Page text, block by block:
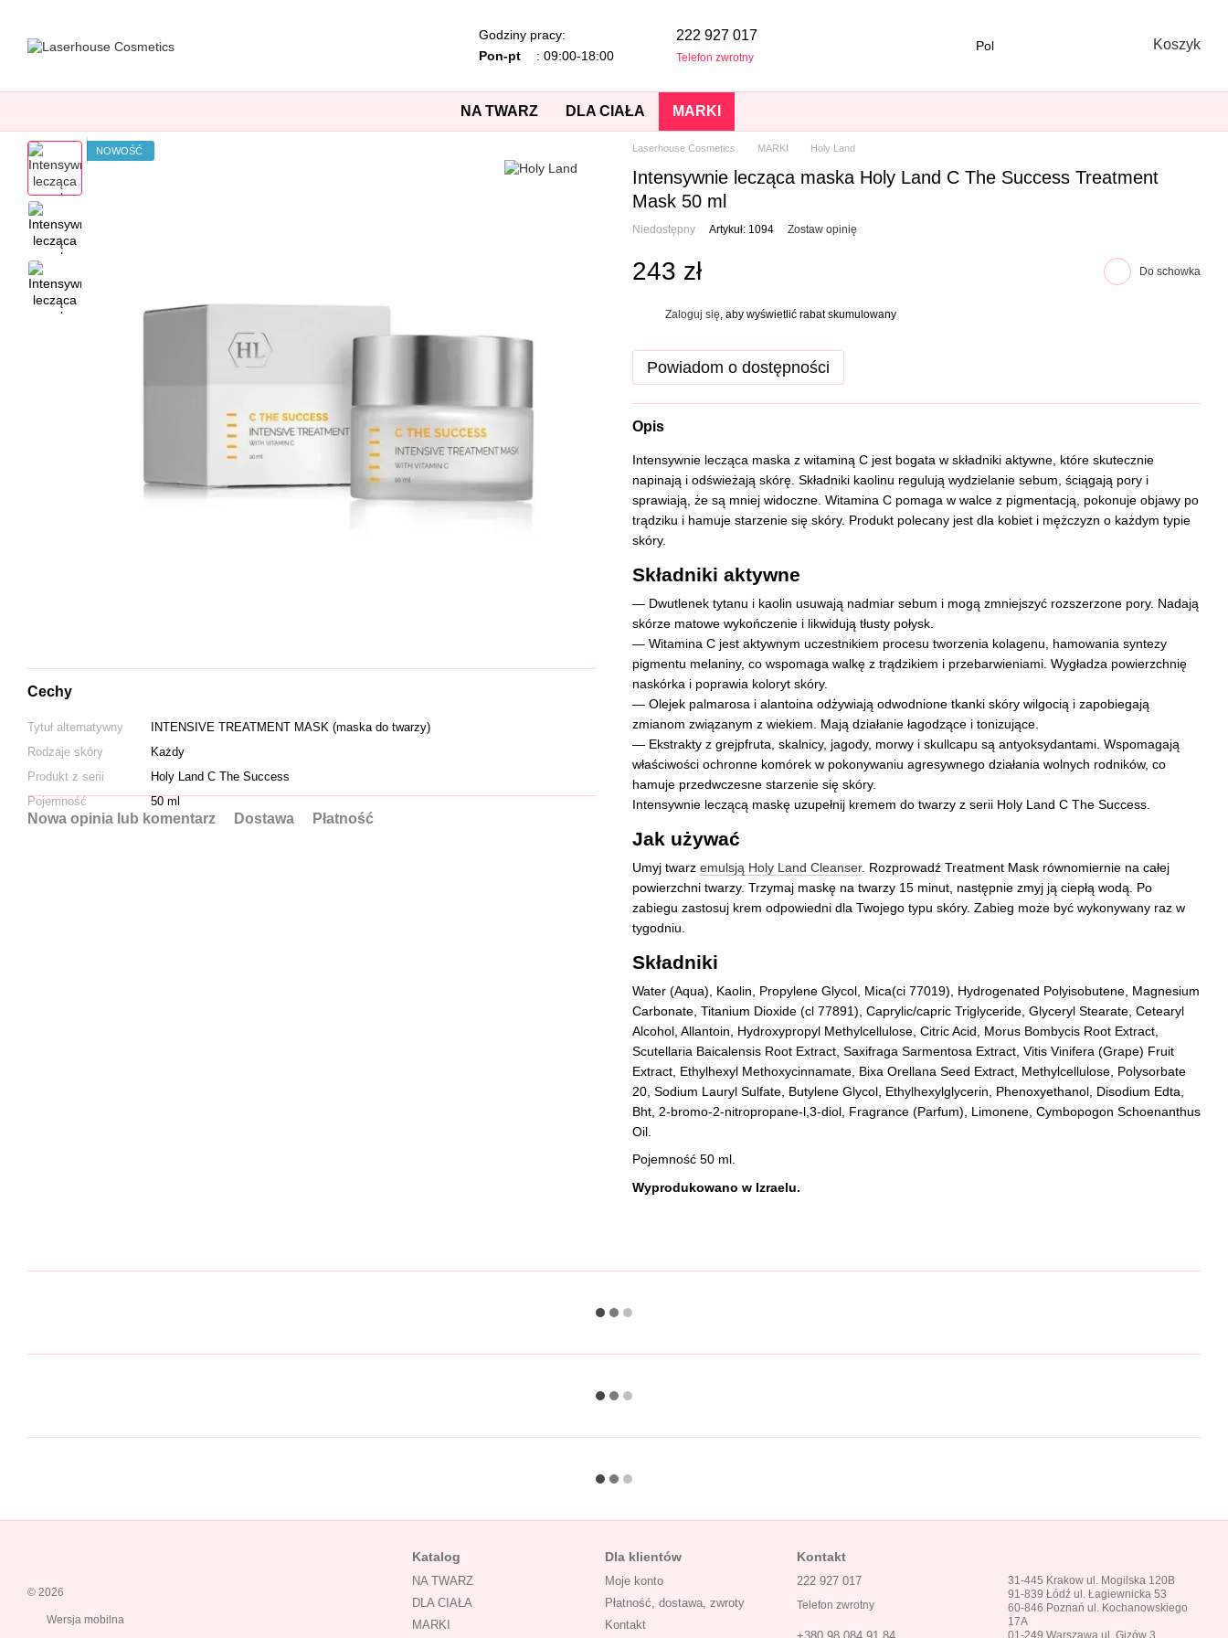
Godziny pracy:
Pon-pt
: 09:00-18:00
222 927 017
Telefon zwrotny
Pol Koszyk
NA TWARZ DLA CIAŁA MARKI
NOWOŚĆ
Cechy
Tytuł alternatywny
INTENSIVE TREATMENT MASK (maska do twarzy)
Rodzaje skóry
Każdy
Produkt z serii
Holy Land C The Success
Pojemność
50 ml
Nowa opinia lub komentarz Dostawa Płatność
Laserhouse Cosmetics MARKI Holy Land
Intensywnie lecząca maska Holy Land C The Success Treatment
Mask 50 ml
Niedostępny Artykuł: 1094 Zostaw opinię
243 zł Do schowka
Zaloguj się , aby wyświetlić rabat skumulowany
Powiadom o dostępności
Opis
Intensywnie lecząca maska z witaminą C jest bogata w składniki aktywne, które skutecznie
napinają i odświeżają skórę. Składniki kaolinu regulują wydzielanie sebum, ściągają pory i
sprawiają, że są mniej widoczne. Witamina C pomaga w walce z pigmentacją, pokonuje objawy po
trądziku i hamuje starzenie się skóry. Produkt polecany jest dla kobiet i mężczyzn o każdym typie
skóry.
Składniki aktywne
— Dwutlenek tytanu i kaolin usuwają nadmiar sebum i mogą zmniejszyć rozszerzone pory. Nadają
skórze matowe wykończenie i likwidują tłusty połysk.
— Witamina C jest aktywnym uczestnikiem procesu tworzenia kolagenu, hamowania syntezy
pigmentu melaniny, co wspomaga walkę z trądzikiem i przebarwieniami. Wygładza powierzchnię
naskórka i poprawia koloryt skóry.
— Olejek palmarosa i alantoina odżywiają odwodnione tkanki skóry wilgocią i zapobiegają
zmianom związanym z wiekiem. Mają działanie łagodzące i tonizujące.
— Ekstrakty z grejpfruta, skalnicy, jagody, morwy i skullcapu są antyoksydantami. Wspomagają
właściwości ochronne komórek w pokonywaniu agresywnego działania wolnych rodników, co
hamuje przedwczesne starzenie się skóry.
Intensywnie leczącą maskę uzupełnij kremem do twarzy z serii Holy Land C The Success.
Jak używać
Umyj twarz emulsją Holy Land Cleanser. Rozprowadź Treatment Mask równomiernie na całej
powierzchni twarzy. Trzymaj maskę na twarzy 15 minut, następnie zmyj ją ciepłą wodą. Po
zabiegu zastosuj krem odpowiedni dla Twojego typu skóry. Zabieg może być wykonywany raz w
tygodniu.
Składniki
Water (Aqua), Kaolin, Propylene Glycol, Mica(ci 77019), Hydrogenated Polyisobutene, Magnesium
Carbonate, Titanium Dioxide (cl 77891), Caprylic/capric Triglyceride, Glyceryl Stearate, Cetearyl
Alcohol, Allantoin, Hydroxypropyl Methylcellulose, Citric Acid, Morus Bombycis Root Extract,
Scutellaria Baicalensis Root Extract, Saxifraga Sarmentosa Extract, Vitis Vinifera (Grape) Fruit
Extract, Ethylhexyl Methoxycinnamate, Bixa Orellana Seed Extract, Methylcellulose, Polysorbate
20, Sodium Lauryl Sulfate, Butylene Glycol, Ethylhexylglycerin, Phenoxyethanol, Disodium Edta,
Bht, 2-bromo-2-nitropropane-l,3-diol, Fragrance (Parfum), Limonene, Cymbopogon Schoenanthus
Oil.
Pojemność 50 ml.
Wyprodukowano w Izraelu.
© 2026
Wersja mobilna
Katalog
NA TWARZ
DLA CIAŁA
MARKI
Dla klientów
Moje konto
Płatność, dostawa, zwroty
Kontakt
Kontakt
222 927 017
Telefon zwrotny
31-445 Krakow ul. Mogilska 120B
91-839 Łódź ul. Łagiewnicka 53
60-846 Poznań ul. Kochanowskiego
17A
01-249 Warszawa ul. Gizów 3